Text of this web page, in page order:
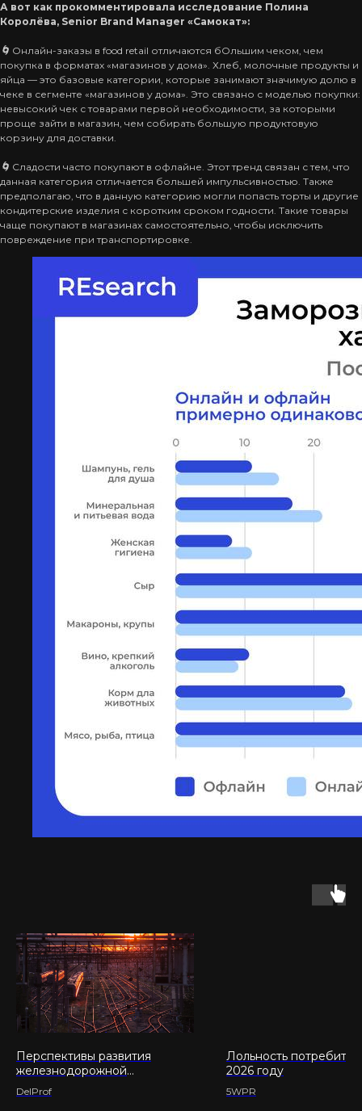
А вот как прокомментировала исследование Полина
Королёва, Senior Brand Manager «Самокат»:
🌀 Онлайн-заказы в food retail отличаются бОльшим чеком, чем
покупка в форматах «магазинов у дома». Хлеб, молочные продукты и
яйца — это базовые категории, которые занимают значимую долю в
чеке в сегменте «магазинов у дома». Это связано с моделью покупки:
невысокий чек с товарами первой необходимости, за которыми
проще зайти в магазин, чем собирать большую продуктовую
корзину для доставки.
🌀 Сладости часто покупают в офлайне. Этот тренд связан с тем, что
данная категория отличается большей импульсивностью. Также
предполагаю, что в данную категорию могли попасть торты и другие
кондитерские изделия с коротким сроком годности. Такие товары
чаще покупают в магазинах самостоятельно, чтобы исключить
повреждение при транспортировке.
Перспективы развития
железнодорожной
инфраструктуры в России
DelProf
Лольность
2026 году
5WPR